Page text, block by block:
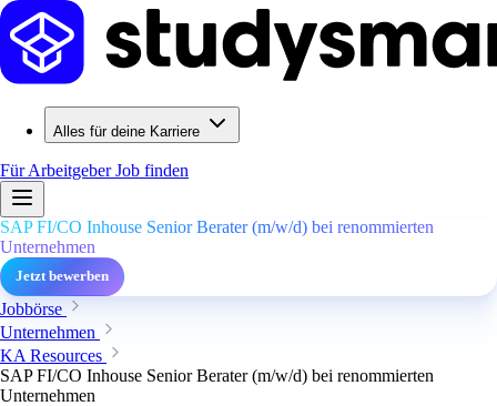
Alles für deine Karriere
Für ArbeitgeberJob finden
SAP FI/CO Inhouse Senior Berater (m/w/d) bei renommierten
Unternehmen
Jetzt bewerben
Jobbörse
Unternehmen
KA Resources
SAP FI/CO Inhouse Senior Berater (m/w/d) bei renommierten
Unternehmen